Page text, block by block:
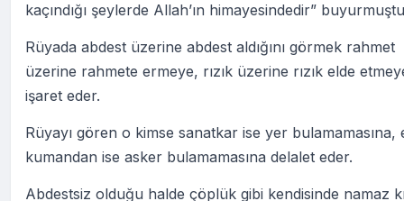
kaçındığı şeylerde Allah’ın himayesindedir”
Rüyada abdest üzerine abdest aldığını görmek rahmet
üzerine rahmete ermeye, rızık üzerine rızık elde
işaret eder.
Rüyayı gören o kimse sanatkar ise yer bulamamasına,
kumandan ise asker bulamamasına delalet eder.
Abdestsiz olduğu halde çöplük gibi kendisinde namaz